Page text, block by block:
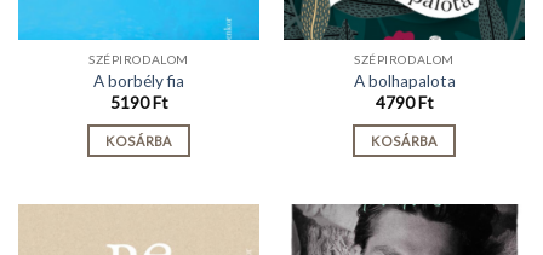
SZÉPIRODALOM
A borbély fia
5190Ft
KOSÁRBA
SZÉPIRODALOM
A bolhapalota
4790Ft
KOSÁRBA